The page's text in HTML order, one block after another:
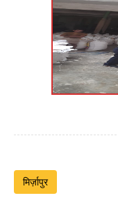
मिर्ज़ापुर